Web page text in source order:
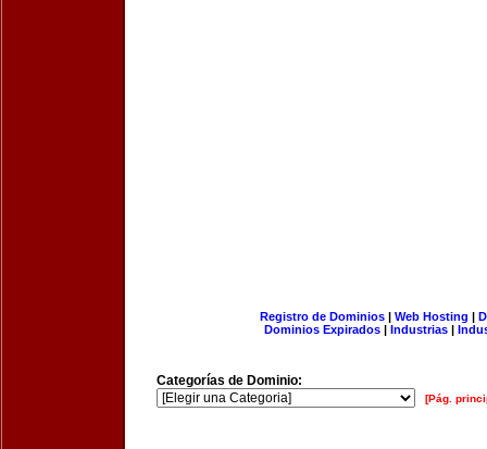
Registro de Dominios| Web Hosting |
Dominios Expirados | Industrias |
Categorías de Dominio:
[Pág.